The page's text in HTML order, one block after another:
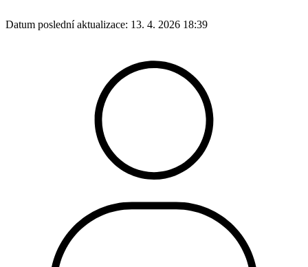
Datum poslední aktualizace: 13. 4. 2026 18:39